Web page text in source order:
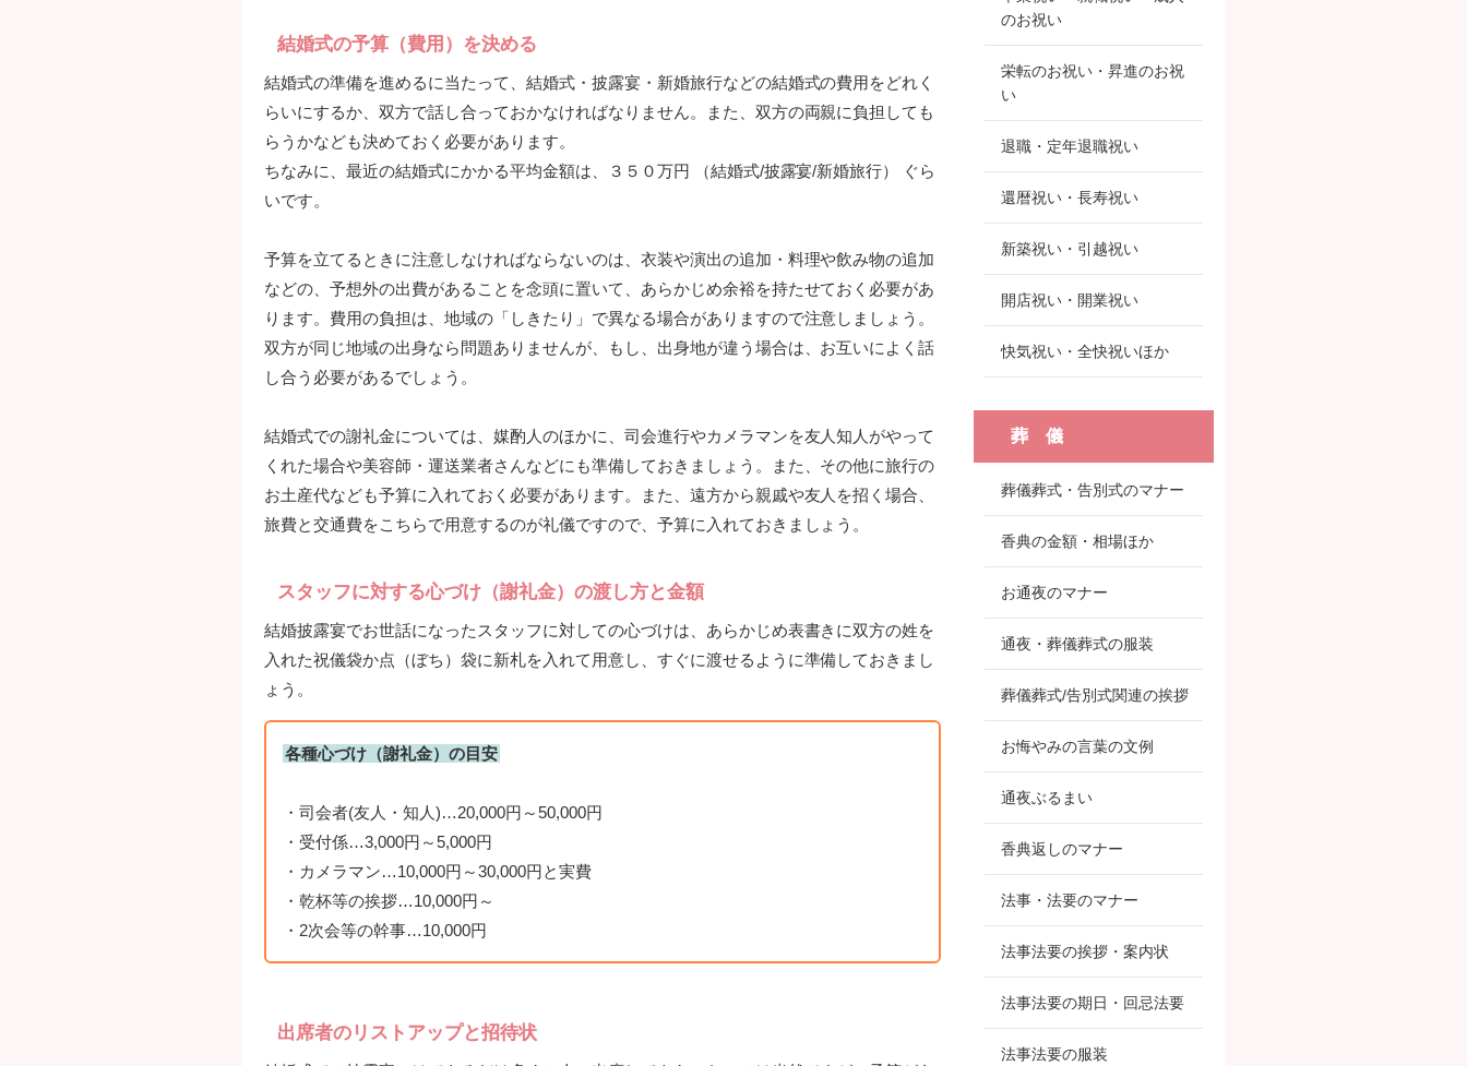
結婚式の予算（費用）を決める
結婚式の準備を進めるに当たって、結婚式・披露宴・新婚旅行などの結婚式の費用をどれく
らいにするか、双方で話し合っておかなければなりません。また、双方の両親に負担しても
らうかなども決めておく必要があります。
ちなみに、最近の結婚式にかかる平均金額は、３５０万円 （結婚式/披露宴/新婚旅行） ぐら
いです。
予算を立てるときに注意しなければならないのは、衣装や演出の追加・料理や飲み物の追加
などの、予想外の出費があることを念頭に置いて、あらかじめ余裕を持たせておく必要があ
ります。費用の負担は、地域の「しきたり」で異なる場合がありますので注意しましょう。
双方が同じ地域の出身なら問題ありませんが、もし、出身地が違う場合は、お互いによく話
し合う必要があるでしょう。
結婚式での謝礼金については、媒酌人のほかに、司会進行やカメラマンを友人知人がやって
くれた場合や美容師・運送業者さんなどにも準備しておきましょう。また、その他に旅行の
お土産代なども予算に入れておく必要があります。また、遠方から親戚や友人を招く場合、
旅費と交通費をこちらで用意するのが礼儀ですので、予算に入れておきましょう。
スタッフに対する心づけ（謝礼金）の渡し方と金額
結婚披露宴でお世話になったスタッフに対しての心づけは、あらかじめ表書きに双方の姓を
入れた祝儀袋か点（ぼち）袋に新札を入れて用意し、すぐに渡せるように準備しておきまし
ょう。
各種心づけ（謝礼金）の目安
・司会者(友人・知人)…20,000円～50,000円
・受付係…3,000円～5,000円
・カメラマン…10,000円～30,000円と実費
・乾杯等の挨拶…10,000円～
・2次会等の幹事…10,000円
出席者のリストアップと招待状
のお祝い
栄転のお祝い・昇進のお祝
い
退職・定年退職祝い
還暦祝い・長寿祝い
新築祝い・引越祝い
開店祝い・開業祝い
快気祝い・全快祝いほか
葬 儀
葬儀葬式・告別式のマナー
香典の金額・相場ほか
お通夜のマナー
通夜・葬儀葬式の服装
葬儀葬式/告別式関連の挨拶
お悔やみの言葉の文例
通夜ぶるまい
香典返しのマナー
法事・法要のマナー
法事法要の挨拶・案内状
法事法要の期日・回忌法要
法事法要の服装